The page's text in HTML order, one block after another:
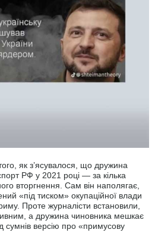
як з’ясувалося, що дружина
РФ у 2021 році — за кілька
вторгнення. Сам він наполягає,
«під тиском» окупаційної влади
Проте журналісти встановили,
а дружина чиновника мешкає
сумнів версію про «примусову